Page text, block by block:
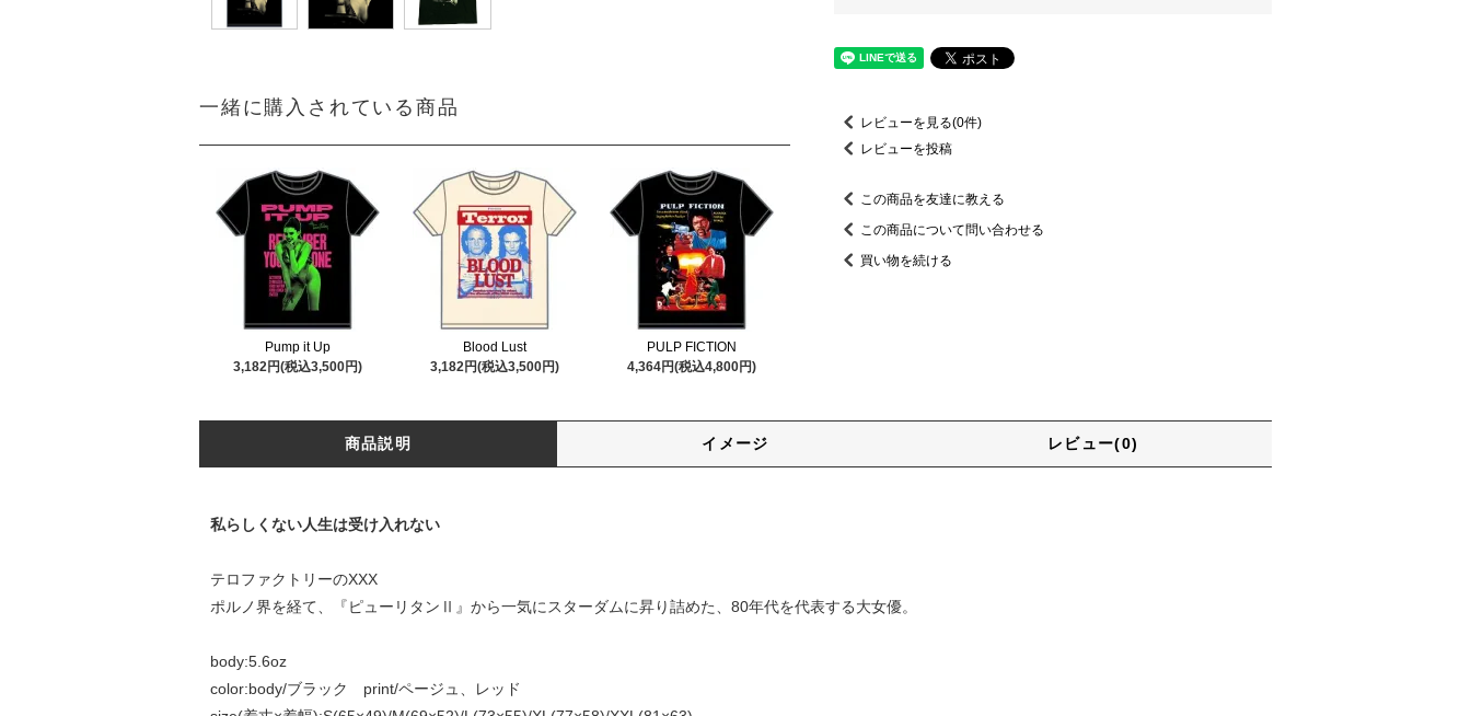
一緒に購入されている商品
Pump it Up
3,182円(税込3,500円)
Blood Lust
3,182円(税込3,500円)
PULP FICTION
4,364円(税込4,800円)
レビューを見る(0件)
レビューを投稿
この商品を友達に教える
この商品について問い合わせる
買い物を続ける
商品説明 イメージ レビュー(0)
私らしくない⼈⽣は受け⼊れない
テロファクトリーのXXX
ポルノ界を経て、『ピューリタンⅡ』から一気にスターダムに昇り詰めた、80年代を代表する大女優。
body:5.6oz
color:body/ブラック print/ページュ、レッド